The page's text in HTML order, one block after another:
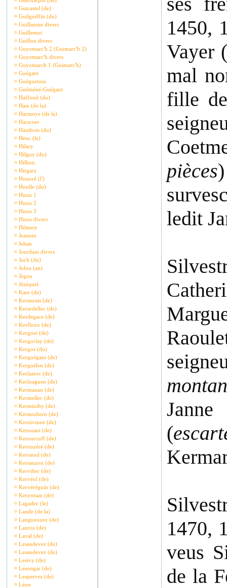
¤ Guicastel (de)
¤ Guilguiffin (du)
¤ Guillaume divers
¤ Guillemot
¤ Guillou divers
¤ Guyomarc'h 2 (Guimarc'h 2)
¤ Guyomarc'h divers
¤ Guyomarch 1 (Guimarc'h)
¤ Guégant
¤ Guéguenou
¤ Guéméné-Guégant
¤ Haffond (du)
¤ Haie (de la)
¤ Harmoye (de la)
¤ Harscoet
¤ Hautbois (du)
¤ Heuc (le)
¤ Hilary
¤ Hilguy (du)
¤ Hillion
¤ Hirgarz
¤ Honoré (l')
¤ Houlle (du)
¤ Huon 1
¤ Huon 2
¤ Huon 3
¤ Huon divers
¤ Hémery
¤ Jeannin
¤ Jehan
¤ Jourdain divers
¤ Juch (du)
¤ Julou (an)
¤ Jégou
¤ Jézéquel
¤ Kaer (de)
¤ Keranrais (de)
¤ Kerardellec (de)
¤ Kerdegace (de)
¤ Kerfloux (de)
¤ Kergoet (de)
¤ Kergorlay (de)
¤ Kergos (du)
¤ Kerguégant (de)
¤ Kerguélen (de)
¤ Kerlazrec (de)
¤ Kerloaguen (de)
¤ Kermauan (de)
¤ Kermellec (de)
¤ Kerminihy (de)
¤ Kermodiern (de)
¤ Kernivinen (de)
¤ Kerouant (de)
¤ Kerourcuff (de)
¤ Kerouzéré (de)
¤ Kerraoul (de)
¤ Kersauzon (de)
¤ Kerviher (de)
¤ Kervéol (de)
¤ Kervéréguin (de)
¤ Kerynisan (de)
¤ Lagadec (le)
¤ Lande (de la)
¤ Langueouez (de)
¤ Lanros (de)
¤ Laval (de)
¤ Lesaudevez (de)
¤ Lesaudevez (de)
¤ Lesivy (de)
¤ Lesongar (de)
¤ Lespervez (de)
¤ Léon
1450,
Vayer
mal
fille
pièces
ledit
(
1470,
veus
de la